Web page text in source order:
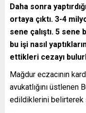
Daha sonra
ortaya çıktı. 3-4
sene çalıştı. 5 sene
bu işi nasıl
ettikleri cezayı
Mağdur eczacının
avukatlığını üstlenen
edildiklerini belirterek